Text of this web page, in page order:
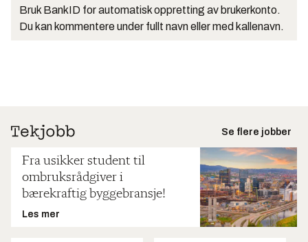
Bruk BankID for automatisk oppretting av brukerkonto.
Du kan kommentere under fullt navn eller med kallenavn.
Se flere jobber
Fra usikker student til
ombruksrådgiver i
bærekraftig byggebransje!
Les mer